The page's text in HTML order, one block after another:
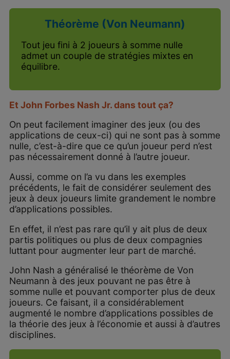
Théorème (Von Neumann)
Tout jeu fini à 2 joueurs à somme nulle
admet un couple de stratégies mixtes en
équilibre.
Et John Forbes Nash Jr. dans tout ça?
On peut facilement imaginer des jeux (ou des
applications de ceux-ci) qui ne sont pas à somme
nulle, c’est-à-dire que ce qu’un joueur perd n’est
pas nécessairement donné à l’autre joueur.
Aussi, comme on l’a vu dans les exemples
précédents, le fait de considérer seulement des
jeux à deux joueurs limite grandement le nombre
d’applications possibles.
En effet, il n’est pas rare qu’il y ait plus de deux
partis politiques ou plus de deux compagnies
luttant pour augmenter leur part de marché.
John Nash a généralisé le théorème de Von
Neumann à des jeux pouvant ne pas être à
somme nulle et pouvant comporter plus de deux
joueurs. Ce faisant, il a considérablement
augmenté le nombre d’applications possibles de
la théorie des jeux à l’économie et aussi à d’autres
disciplines.